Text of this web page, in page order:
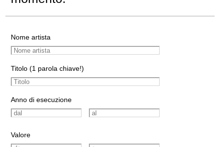
Nome artista
Titolo (1 parola chiave!)
Anno di esecuzione
Valore